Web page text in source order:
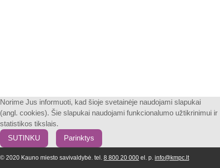
Norime Jus informuoti, kad šioje svetainėje naudojami slapukai
(angl. cookies). Šie slapukai naudojami funkcionalumo užtikrinimui ir
statistikos tikslais.
SUTINKU
Parinktys
© 2020 Kauno miesto savivaldybė. tel. 8 800 20 000 el. p. info@kmpc.lt